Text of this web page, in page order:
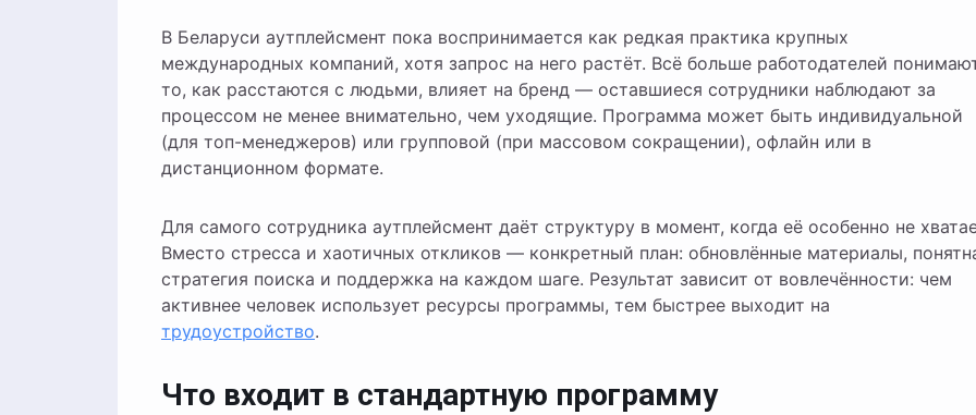
В Беларуси аутплейсмент пока воспринимается как редкая практика крупных
международных компаний, хотя запрос на него растёт. Всё больше работодателей
то, как расстаются с людьми, влияет на бренд — оставшиеся сотрудники наблюдают за
процессом не менее внимательно, чем уходящие. Программа может быть индивидуальной
(для топ-менеджеров) или групповой (при массовом сокращении), офлайн или в
дистанционном формате.
Для самого сотрудника аутплейсмент даёт структуру в момент, когда её особенно не
Вместо стресса и хаотичных откликов — конкретный план: обновлённые материалы,
стратегия поиска и поддержка на каждом шаге. Результат зависит от вовлечённости: чем
активнее человек использует ресурсы программы, тем быстрее выходит на
трудоустройство.
Что входит в стандартную программу